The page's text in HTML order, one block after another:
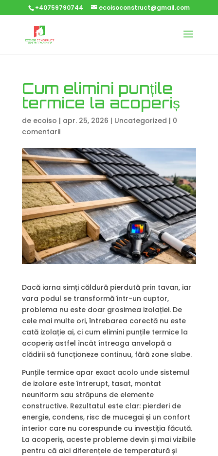
+40759790744 ecoisoconstruct@gmail.com
Cum elimini punțile
termice la acoperiș
de ecoiso | apr. 25, 2026 | Uncategorized | 0
comentarii
Dacă iarna simți căldură pierdută prin tavan, iar
vara podul se transformă într-un cuptor,
problema nu este doar grosimea izolației. De
cele mai multe ori, întrebarea corectă nu este
cată izolație ai, ci cum elimini punțile termice la
acoperiș astfel încât întreaga anvelopă a
clădirii să funcționeze continuu, fără zone slabe.
Punțile termice apar exact acolo unde sistemul
de izolare este întrerupt, tasat, montat
neuniform sau străpuns de elemente
constructive. Rezultatul este clar: pierderi de
energie, condens, risc de mucegai și un confort
interior care nu corespunde cu investiția făcută.
La acoperiș, aceste probleme devin și mai vizibile
pentru că aici diferențele de temperatură și